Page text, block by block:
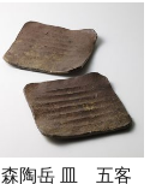
森陶岳 皿 五客